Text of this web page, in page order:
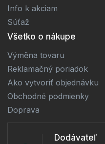
Info k akciam
Súťaž
Všetko o nákupe
Výměna tovaru
Reklamačný poriadok
Ako vytvoriť objednávku
Obchodné podmienky
Doprava
Dodávateľ